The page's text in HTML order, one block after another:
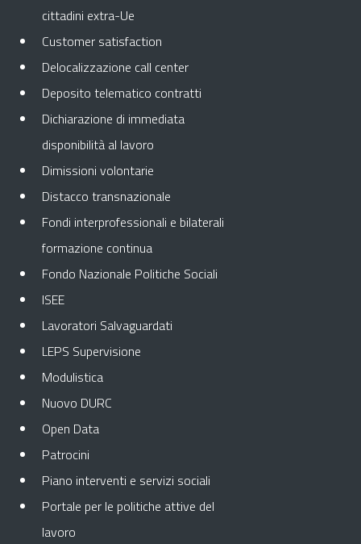
cittadini extra-Ue
Customer satisfaction
Delocalizzazione call center
Deposito telematico contratti
Dichiarazione di immediata
disponibilità al lavoro
Dimissioni volontarie
Distacco transnazionale
Fondi interprofessionali e bilaterali
formazione continua
Fondo Nazionale Politiche Sociali
ISEE
Lavoratori Salvaguardati
LEPS Supervisione
Modulistica
Nuovo DURC
Open Data
Patrocini
Piano interventi e servizi sociali
Portale per le politiche attive del
lavoro